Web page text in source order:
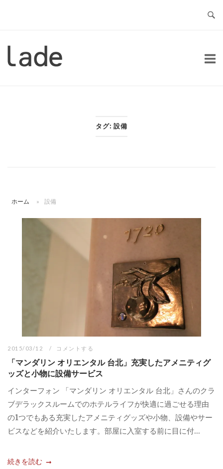
ー
タグ: 設備
ホーム » 設備
2015/03/12 コメントする
「マンダリン オリエンタル 台北」充実したアメニティグ
ッズと小物に設備サービス
インターフォン 「マンダリン オリエンタル 台北」さんのクラ
ブデラックスルームでのホテルライフが快適に過ごせる理由
の1つでもある充実したアメニティグッズや小物、設備やサー
ビスなどを紹介いたします。部屋に入室する前に目に付...
続きを読む